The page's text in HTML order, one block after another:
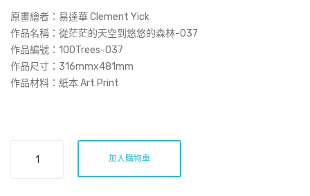
原畫繪者：易達華 Clement Yick
作品名稱： 從茫茫的天空到悠悠的森林-037
作品編號：100Trees-037
作品尺寸：316mmx481mm
作品材料：紙本 Art Print
加入購物車